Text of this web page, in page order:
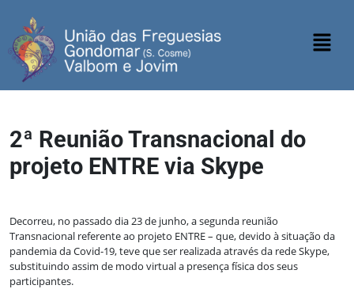
2ª Reunião Transnacional do
projeto ENTRE via Skype
Decorreu, no passado dia 23 de junho, a segunda reunião
Transnacional referente ao projeto ENTRE – que, devido à situação da
pandemia da Covid-19, teve que ser realizada através da rede Skype,
substituindo assim de modo virtual a presença física dos seus
participantes.